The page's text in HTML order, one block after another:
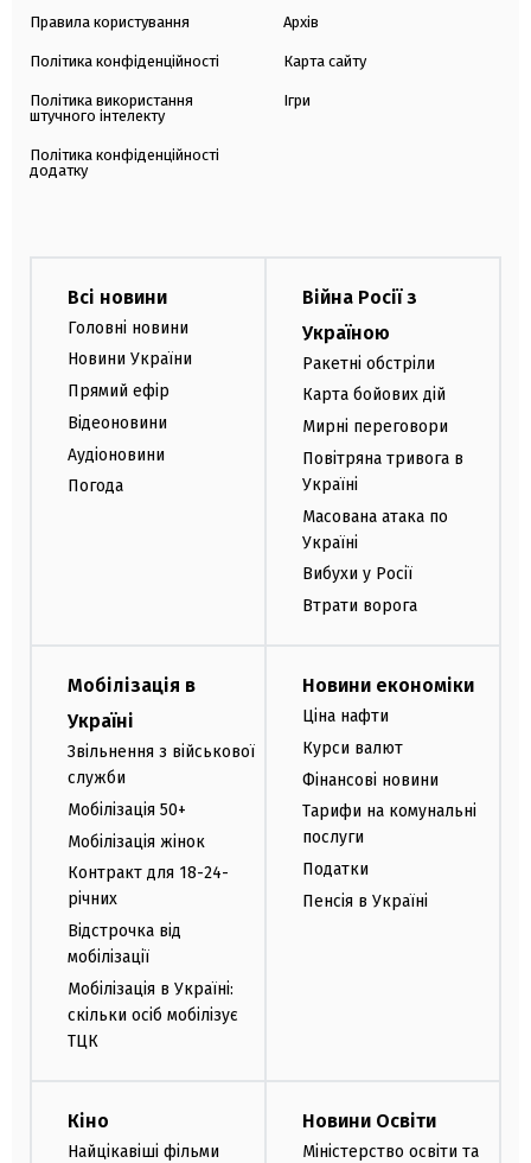
Правила користування
Політика конфіденційності
Політика використання
штучного інтелекту
Політика конфіденційності
додатку
Архів
Карта сайту
Ігри
Всі новини
Головні новини
Новини України
Прямий ефір
Відеоновини
Аудіоновини
Погода
Війна Росії з
Україною
Ракетні обстріли
Карта бойових дій
Мирні переговори
Повітряна тривога в
Україні
Масована атака по
Україні
Вибухи у Росії
Втрати ворога
Мобілізація в
Україні
Звільнення з військової
служби
Мобілізація 50+
Мобілізація жінок
Контракт для 18-24-
річних
Відстрочка від
мобілізації
Мобілізація в Україні:
скільки осіб мобілізує
ТЦК
Новини економіки
Ціна нафти
Курси валют
Фінансові новини
Тарифи на комунальні
послуги
Податки
Пенсія в Україні
Кіно
Найцікавіші фільми
Новини Освіти
Міністерство освіти та